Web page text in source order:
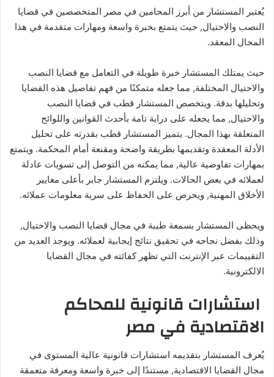
يُعتبر المستشار من أبرز المحامين في مصر المتخصصين في قضايا
النصب والاحتيال, حيث يتمتع بخبرة واسعة ومهارات متقدمة في هذا
المجال المعقد.
حيث يمتلك المستشار خبرة طويلة في التعامل مع قضايا النصب
والاحتيال المختلفة, مما جعله متمكنًا من فهم تفاصيل هذه القضايا
وتحليلها بدقة. ويتخصص المستشار قطب في قضايا النصب
والاحتيال, مما يجعله على دراية تامة بأحدث القوانين واللوائح
المتعلقة بهذا المجال. يتميز المستشار قطب بقدرته على تحليل
الأدلة المعقدة وتقديمها بطريقة واضحة ومقنعة أمام المحكمة. ويتمتع
بمهارات تفاوضية عالية, مما يمكنه من التوصل إلى تسويات عادلة
لعملائه في بعض الحالات. ويلتزم المستشار جابر بأعلى معايير
الأخلاق المهنية, ويحرص على الحفاظ على سرية معلومات عملائه.
ويحظى المستشار بسمعة طيبة في مجال قضايا النصب والاحتيال,
وذلك بفضل نجاحه في تحقيق نتائج إيجابية لعملائه. ويوجد العديد من
التقييمات عبر الإنترنت التي تظهر كفائته في مجال القضايا
الالكترونية.
استشارات قانونية للمحاكم
الاقتصادية في مصر
يُعرف المستشار بتقديمه استشارات قانونية عالية المستوى في
مجال القضايا الاقتصادية, مستندًا إلى خبرة واسعة ومعرفة متعمقة